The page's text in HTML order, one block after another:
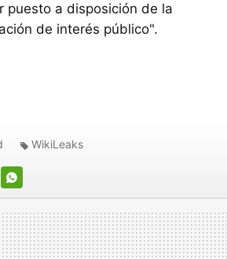
puesto a disposición de la
de interés público".
WHATSAPP
WikiLeaks